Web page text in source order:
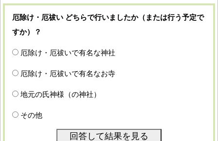
厄除け・厄祓い どちらで行いましたか（または行う予定で
すか）？
厄除け・厄祓いで有名な神社
厄除け・厄祓いで有名なお寺
地元の氏神様（の神社）
その他